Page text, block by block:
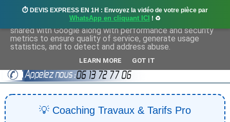
⏱️ DEVIS EXPRESS EN 1H : Envoyez la vidéo de votre pièce par
WhatsApp en cliquant ICI ! ♻️
💡 Coaching Travaux & Tarifs Pro
This site uses cookies from Google to deliver its services
and to analyze traffic. Your IP address and user-agent are
shared with Google along with performance and security
metrics to ensure quality of service, generate usage
statistics, and to detect and address abuse.
LEARN MORE GOT IT